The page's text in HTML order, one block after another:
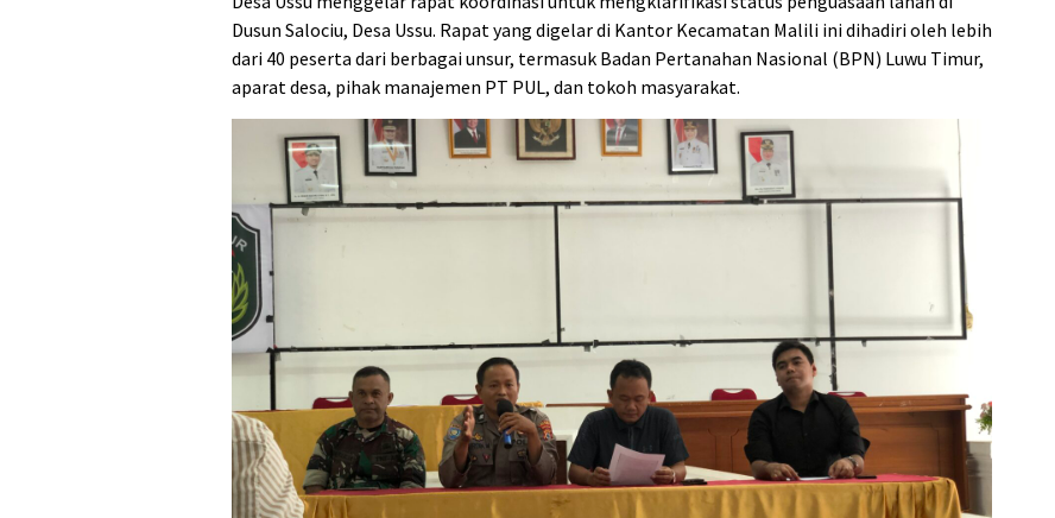
Dusun Salociu, Desa Ussu. Rapat yang digelar di Kantor Kecamatan Malili ini dihadiri oleh lebih
dari 40 peserta dari berbagai unsur, termasuk Badan Pertanahan Nasional (BPN) Luwu Timur,
aparat desa, pihak manajemen PT PUL, dan tokoh masyarakat.